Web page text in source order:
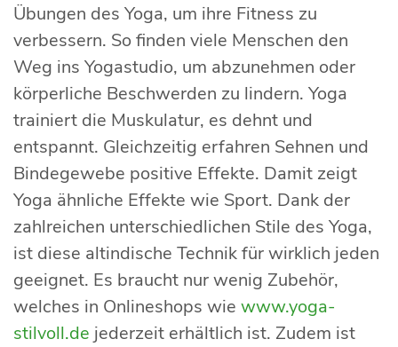
Übungen des Yoga, um ihre Fitness zu
verbessern. So finden viele Menschen den
Weg ins Yogastudio, um abzunehmen oder
körperliche Beschwerden zu lindern. Yoga
trainiert die Muskulatur, es dehnt und
entspannt. Gleichzeitig erfahren Sehnen und
Bindegewebe positive Effekte. Damit zeigt
Yoga ähnliche Effekte wie Sport. Dank der
zahlreichen unterschiedlichen Stile des Yoga,
ist diese altindische Technik für wirklich jeden
geeignet. Es braucht nur wenig Zubehör,
welches in Onlineshops wie www.yoga-
stilvoll.de jederzeit erhältlich ist. Zudem ist